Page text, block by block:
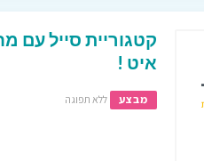
קטגוריית סייל עם
איט !
מבצע ללא תפוגה